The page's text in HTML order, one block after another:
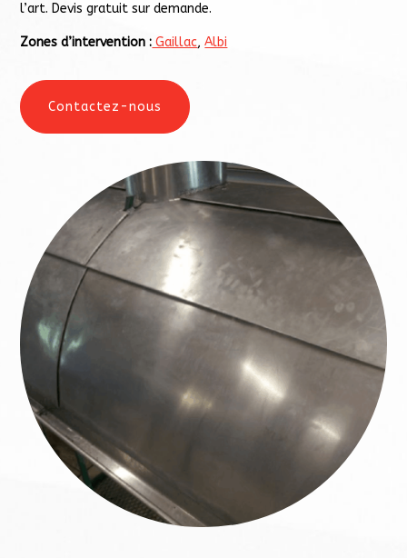
l’art. Devis gratuit sur demande.
Zones d’intervention : Gaillac,Albi
Contactez-nous